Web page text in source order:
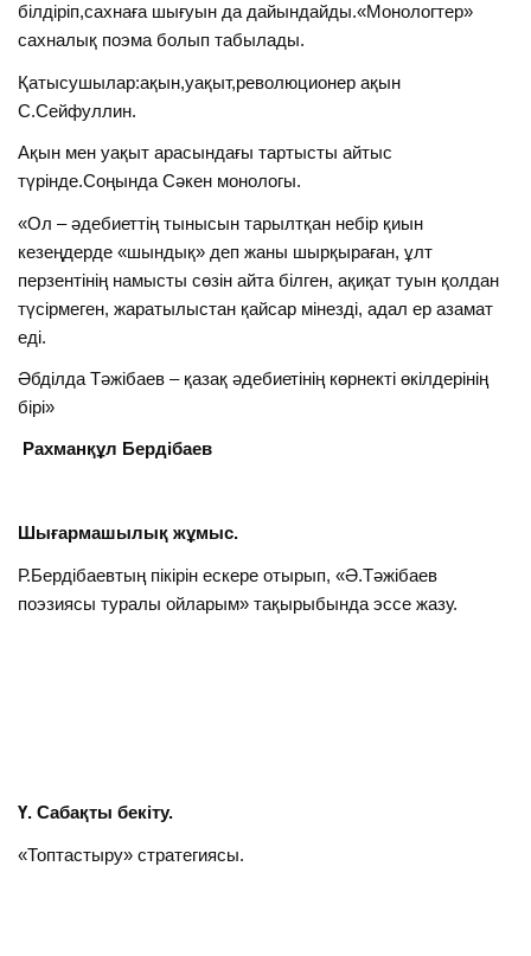
білдіріп,сахнаға шығуын да дайындайды.«Монологтер»
сахналық поэма болып табылады.
Қатысушылар:ақын,уақыт,революционер ақын
С.Сейфуллин.
Ақын мен уақыт арасындағы тартысты айтыс
түрінде.Соңында Сәкен монологы.
«Ол – әдебиеттің тынысын тарылтқан небір қиын
кезеңдерде «шындық» деп жаны шырқыраған, ұлт
перзентінің намысты сөзін айта білген, ақиқат туын қолдан
түсірмеген, жаратылыстан қайсар мінезді, адал ер азамат
еді.
Әбділда Тәжібаев – қазақ әдебиетінің көрнекті өкілдерінің
бірі»
Рахманқұл Бердібаев
Шығармашылық жұмыс.
Р.Бердібаевтың пікірін ескере отырып, «Ә.Тәжібаев
поэзиясы туралы ойларым» тақырыбында эссе жазу.
Ү. Сабақты бекіту.
«Топтастыру» стратегиясы.